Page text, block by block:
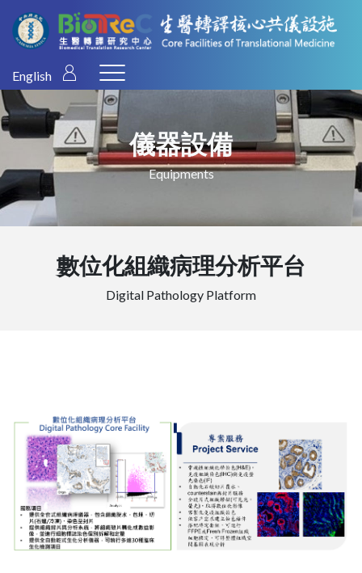
English
儀器設備
Equipments
數位化組織病理分析平台
Digital Pathology Platform